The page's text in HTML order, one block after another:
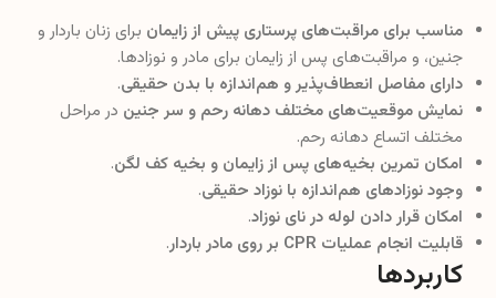
مناسب برای مراقبت‌های پرستاری پیش از زایمان برای زنان باردار و
جنین، و مراقبت‌های پس از زایمان برای مادر و نوزادها.
دارای مفاصل انعطاف‌پذیر و هم‌اندازه با بدن حقیقی.
نمایش موقعیت‌های مختلف دهانه رحم و سر جنین در مراحل
مختلف اتساع دهانه رحم.
امکان تمرین بخیه‌های پس از زایمان و بخیه کف لگن.
وجود نوزادهای هم‌اندازه با نوزاد حقیقی.
امکان قرار دادن لوله در نای نوزاد.
قابلیت انجام عملیات CPR بر روی مادر باردار
.
کاربردها